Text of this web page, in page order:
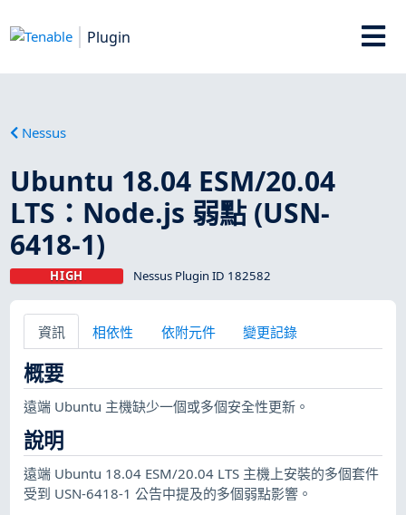
Plugin
Nessus
Ubuntu 18.04 ESM/20.04
LTS：Node.js 弱點 (USN-
6418-1)
HIGH Nessus Plugin ID 182582
資訊 相依性 依附元件 變更記錄
概要
遠端 Ubuntu 主機缺少一個或多個安全性更新。
說明
遠端 Ubuntu 18.04 ESM/20.04 LTS 主機上安裝的多個套件
受到 USN-6418-1 公告中提及的多個弱點影響。